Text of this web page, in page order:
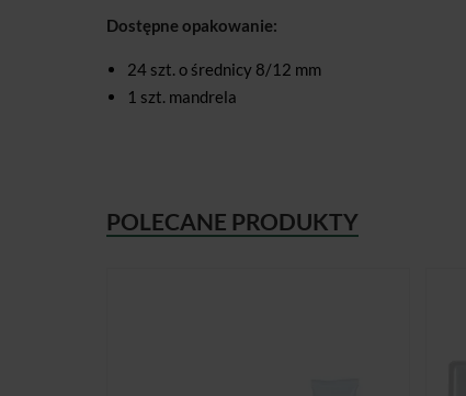
Dostępne opakowanie:
24 szt. o średnicy 8/12 mm
1 szt. mandrela
POLECANE PRODUKTY